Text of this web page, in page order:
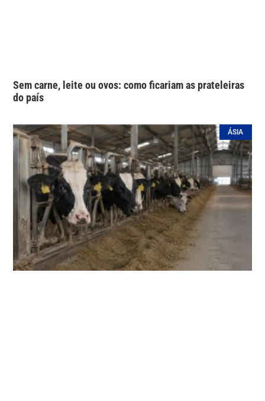
Sem carne, leite ou ovos: como ficariam as prateleiras
do país
ÁSIA